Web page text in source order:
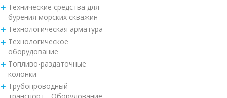
Технические средства для
бурения морских скважин
Технологическая арматура
Технологическое
оборудование
Топливо-раздаточные
колонки
Трубопроводный